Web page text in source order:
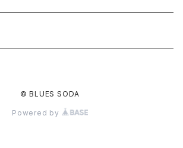
© BLUES SODA
Powered by